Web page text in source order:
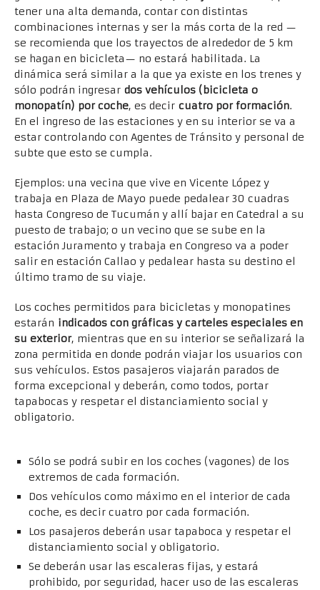
tener una alta demanda, contar con distintas
combinaciones internas y ser la más corta de la red —
se recomienda que los trayectos de alrededor de 5 km
se hagan en bicicleta— no estará habilitada. La
dinámica será similar a la que ya existe en los trenes y
sólo podrán ingresar dos vehículos (bicicleta o
monopatín) por coche, es decir cuatro por formación.
En el ingreso de las estaciones y en su interior se va a
estar controlando con Agentes de Tránsito y personal de
subte que esto se cumpla.
Ejemplos: una vecina que vive en Vicente López y
trabaja en Plaza de Mayo puede pedalear 30 cuadras
hasta Congreso de Tucumán y allí bajar en Catedral a su
puesto de trabajo; o un vecino que se sube en la
estación Juramento y trabaja en Congreso va a poder
salir en estación Callao y pedalear hasta su destino el
último tramo de su viaje.
Los coches permitidos para bicicletas y monopatines
estarán indicados con gráficas y carteles especiales en
su exterior, mientras que en su interior se señalizará la
zona permitida en donde podrán viajar los usuarios con
sus vehículos. Estos pasajeros viajarán parados de
forma excepcional y deberán, como todos, portar
tapabocas y respetar el distanciamiento social y
obligatorio.
Sólo se podrá subir en los coches (vagones) de los
extremos de cada formación.
Dos vehículos como máximo en el interior de cada
coche, es decir cuatro por cada formación.
Los pasajeros deberán usar tapaboca y respetar el
distanciamiento social y obligatorio.
Se deberán usar las escaleras fijas, y estará
prohibido, por seguridad, hacer uso de las escaleras